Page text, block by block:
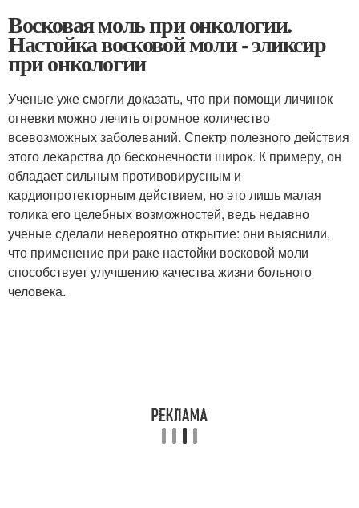
Восковая моль при онкологии.
Настойка восковой моли - эликсир
при онкологии
Ученые уже смогли доказать, что при помощи личинок
огневки можно лечить огромное количество
всевозможных заболеваний. Спектр полезного действия
этого лекарства до бесконечности широк. К примеру, он
обладает сильным противовирусным и
кардиопротекторным действием, но это лишь малая
толика его целебных возможностей, ведь недавно
ученые сделали невероятно открытие: они выяснили,
что применение при раке настойки восковой моли
способствует улучшению качества жизни больного
человека.